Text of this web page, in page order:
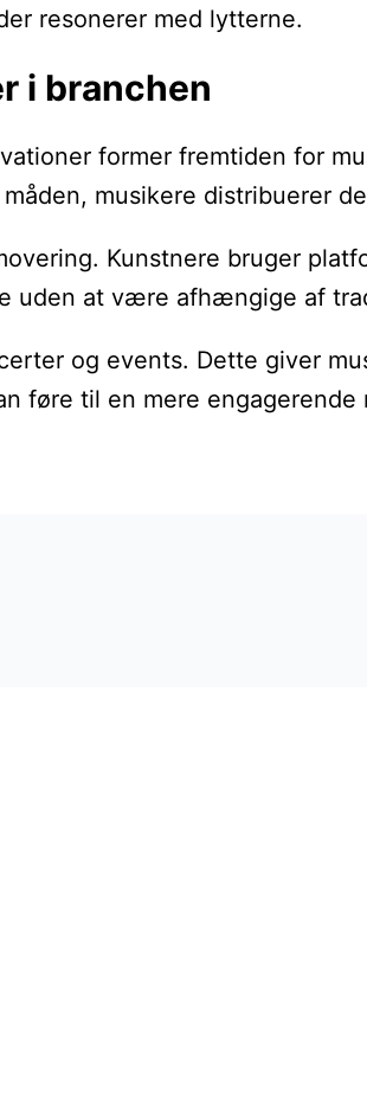
resonerer med lytterne.
i branchen
former fremtiden for
musikere distribuerer
Kunstnere bruger
uden at være afhængige af
og events. Dette giver
føre til en mere engagerende